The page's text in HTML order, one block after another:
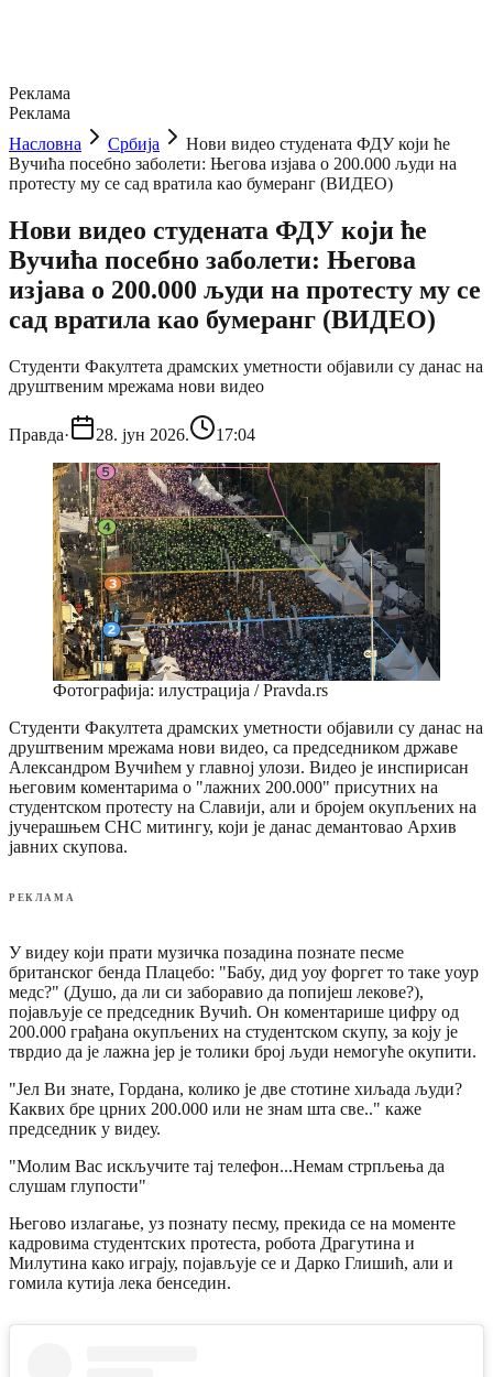
Реклама
Реклама
Насловна
Србија
Нови видео студената ФДУ који ће
Вучића посебно заболети: Његова изјава о 200.000 људи на
протесту му се сад вратила као бумеранг (ВИДЕО)
Нови видео студената ФДУ који ће
Вучића посебно заболети: Његова
изјава о 200.000 људи на протесту му се
сад вратила као бумеранг (ВИДЕО)
Студенти Факултета драмских уметности објавили су данас на
друштвеним мрежама нови видео
Правда· 28. јун 2026. 17:04
Фотографија: илустрација / Pravda.rs
Студенти Факултета драмских уметности објавили су данас на
друштвеним мрежама нови видео, са председником државе
Александром Вучићем у главној улози. Видео је инспирисан
његовим коментарима о "лажних 200.000" присутних на
студентском протесту на Славији, али и бројем окупљених на
јучерашњем СНС митингу, који је данас демантовао Архив
јавних скупова.
РЕКЛАМА
У видеу који прати музичка позадина познате песме
британског бенда Плацебо: "Бабy, дид yоу форгет то таке yоур
медс?" (Душо, да ли си заборавио да попијеш лекове?),
појављује се председник Вучић. Он коментарише цифру од
200.000 грађана окупљених на студентском скупу, за коју је
тврдио да је лажна јер је толики број људи немогуће окупити.
"Јел Ви знате, Гордана, колико је две стотине хиљада људи?
Каквих бре црних 200.000 или не знам шта све.." каже
председник у видеу.
"Молим Вас искључите тај телефон...Немам стрпљења да
слушам глупости"
Његово излагање, уз познату песму, прекида се на моменте
кадровима студентских протеста, робота Драгутина и
Милутина како играју, појављује се и Дарко Глишић, али и
гомила кутија лека бенседин.